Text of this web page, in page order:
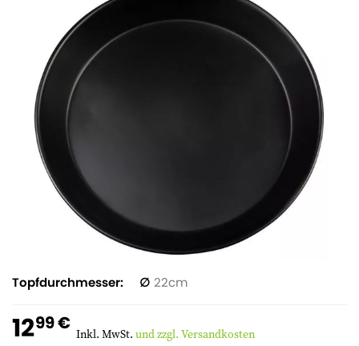
Topfdurchmesser 22
1299 € Inkl. MwSt. und zzgl. Versandkosten